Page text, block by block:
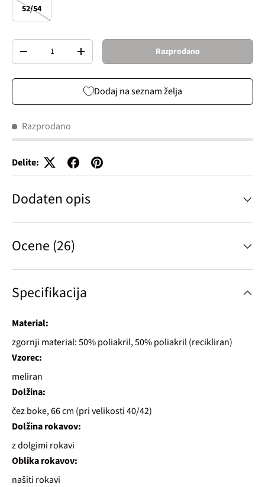
52/54
Količina
Decrease quantityIncrease quantity Razprodano
Dodaj na seznam želja
Razprodano
Delite:
Dodaten opis
Ocene (26)
Specifikacija
Material:
zgornji material: 50% poliakril, 50% poliakril (recikliran)
Vzorec:
meliran
Dolžina:
čez boke, 66 cm (pri velikosti 40/42)
Dolžina rokavov:
z dolgimi rokavi
Oblika rokavov:
našiti rokavi